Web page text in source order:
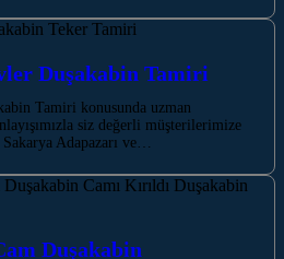
Duşakabin Tamiri
Tamiri konusunda uzman
siz değerli müşterilerimize
Adapazarı ve…
Duşakabin